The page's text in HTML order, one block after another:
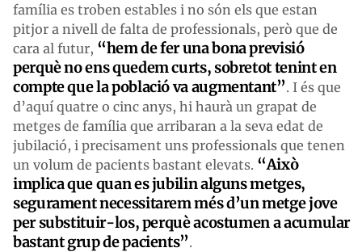
família es troben estables i no són els que estan
pitjor a nivell de falta de professionals, però que de
cara al futur, “hem de fer una bona previsió
perquè no ens quedem curts, sobretot tenint en
compte que la població va augmentant”. I és que
d’aquí quatre o cinc anys, hi haurà un grapat de
metges de família que arribaran a la seva edat de
jubilació, i precisament uns professionals que tenen
un volum de pacients bastant elevats. “Això
implica que quan es jubilin alguns metges,
segurament necessitarem més d’un metge jove
per substituir-los, perquè acostumen a acumular
bastant grup de pacients”.